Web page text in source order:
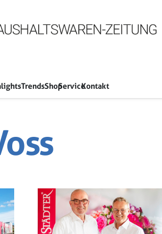
TrendsShopServiceKontakt